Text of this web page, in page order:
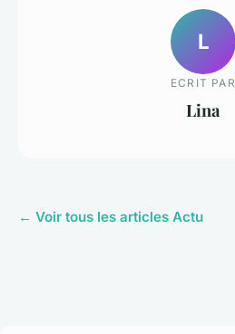
L
ECRIT PAR
Lina
← Voir tous les articles Actu